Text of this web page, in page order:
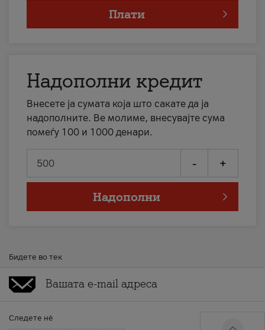
Плати
Надополни кредит
Внесете ја сумата која што сакате да ја
надополните. Ве молиме, внесувајте сума
помеѓу 100 и 1000 денари.
- +
Надополни
Бидете во тек
Следете нè